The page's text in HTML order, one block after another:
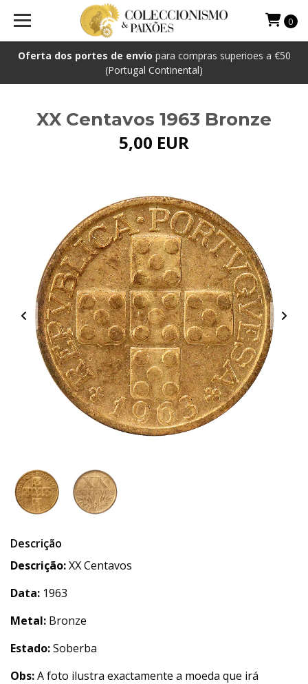
Oferta dos portes de envio para compras superioes a €50
(Portugal Continental)
0
XX Centavos 1963 Bronze
5,00 EUR
Descrição
Descrição:XX Centavos
Data: 1963
Metal: Bronze
Estado:Soberba
Obs:A foto ilustra exactamente a moeda que irá